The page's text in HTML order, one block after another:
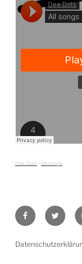
Dee Dots · All songs
FacebookTwitter